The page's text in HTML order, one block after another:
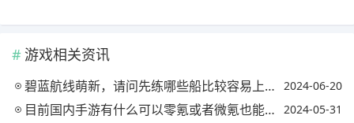
游戏相关资讯
碧蓝航线萌新，请问先练哪些船比较容易上手?(碧蓝航线优先练什么船) 2024-06-20
目前国内手游有什么可以零氪或者微氪也能玩的很舒服的吗?(0氪或者微氪就能玩好的手游) 2024-05-31